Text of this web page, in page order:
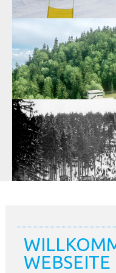
WEBSEITE